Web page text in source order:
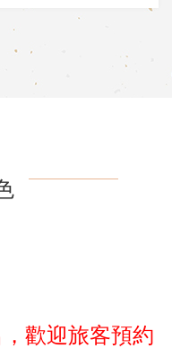
歡迎旅客預約